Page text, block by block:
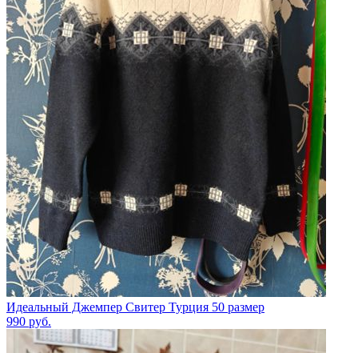
Идеальный Джемпер Свитер Турция 50 размер
990 руб.